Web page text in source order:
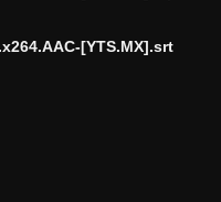
[YTS.MX].srt